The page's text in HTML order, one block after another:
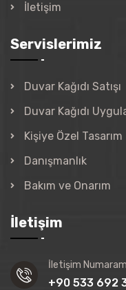
İletişim
Servislerimiz
Duvar Kağıdı Satışı
Duvar Kağıdı
Kişiye Özel Tasarım
Danışmanlık
Bakım ve Onarım
İletişim
İletişim
+90 533 692